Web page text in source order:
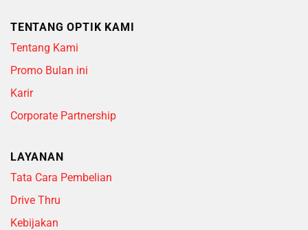
TENTANG OPTIK KAMI
Tentang Kami
Promo Bulan ini
Karir
Corporate Partnership
LAYANAN
Tata Cara Pembelian
Drive Thru
Kebijakan